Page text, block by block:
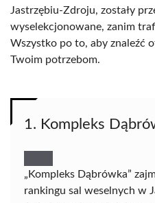
Jastrzębiu-Zdroju, zostały
wyselekcjonowane, zanim
Wszystko po to, aby znaleźć
Twoim potrzebom.
1. Kompleks
„Kompleks Dąbrówka”
rankingu sal weselnych w